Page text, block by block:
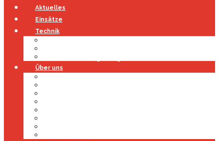
Aktuelles
Einsätze
Technik
Über uns